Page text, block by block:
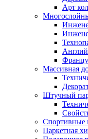
Арт
Массивная
Штучный
Спортивные
Паркетная